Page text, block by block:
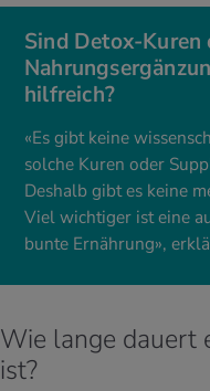
Sind Detox-Kuren
hilfreich?
«Es gibt keine
solche Kuren oder
Deshalb gibt es keine
Viel wichtiger ist eine
bunte Ernährung»,
Wie lange dauert
ist?